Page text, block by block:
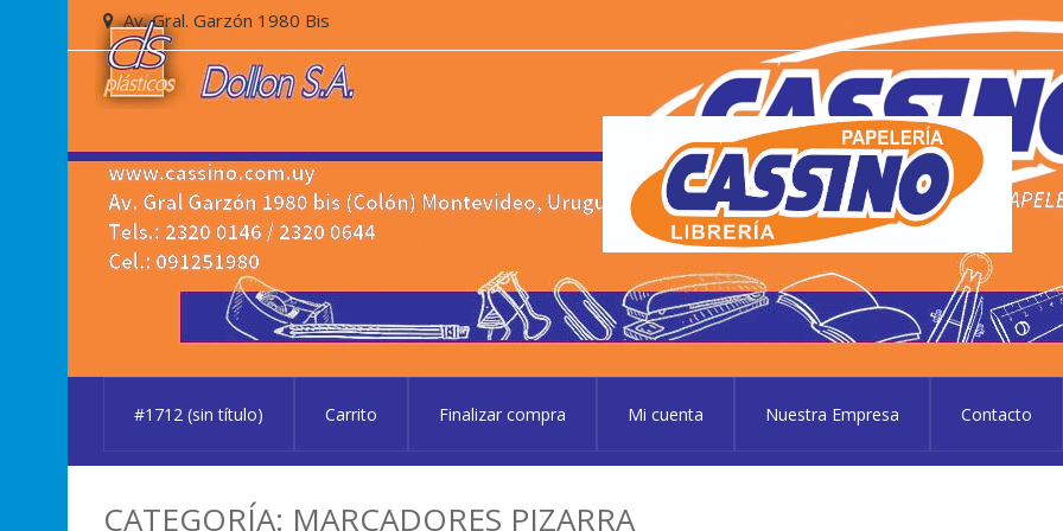
Skip
navigation
Skip
content
Av. Gral. Garzón 1980 Bis
#1712 (sin título) Carrito Finalizar compra Mi cuenta Nuestra Empresa Contacto
CATEGORÍA: MARCADORES PIZARRA